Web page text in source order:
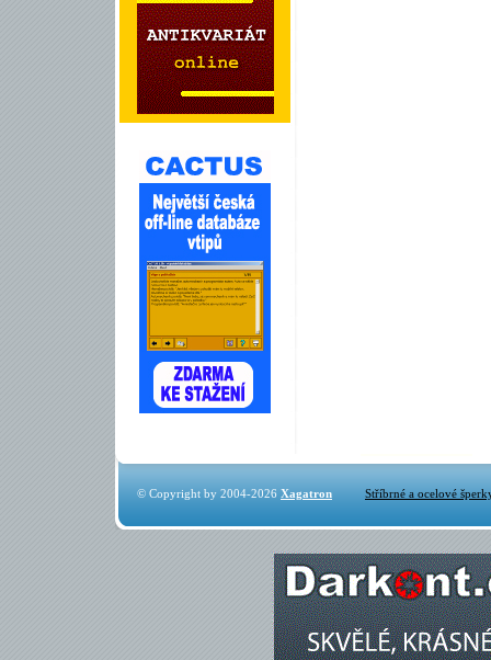
© Copyright by 2004-2026 Xagatron Stříbrné a ocelové